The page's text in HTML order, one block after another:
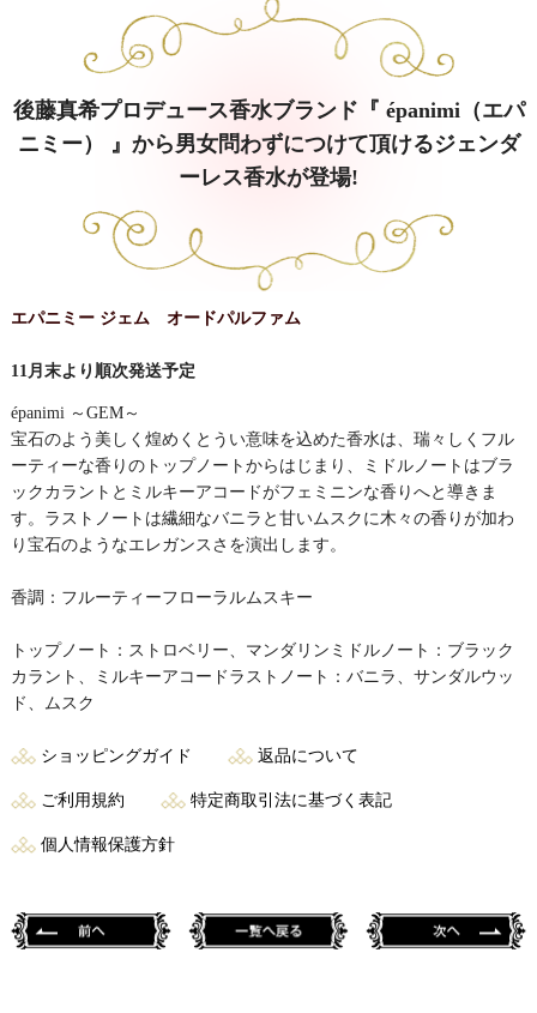
後藤真希プロデュース香水ブランド『 épanimi（エパ
ニミー） 』から男女問わずにつけて頂けるジェンダ
ーレス香水が登場!
エパニミー ジェム オードパルファム
11月末より順次発送予定
épanimi ～GEM～
宝石のよう美しく煌めくとうい意味を込めた香水は、瑞々しくフル
ーティーな香りのトップノートからはじまり、ミドルノートはブラ
ックカラントとミルキーアコードがフェミニンな香りへと導きま
す。ラストノートは繊細なバニラと甘いムスクに木々の香りが加わ
り宝石のようなエレガンスさを演出します。
香調：フルーティーフローラルムスキー
トップノート：ストロベリー、マンダリン ミドルノート：ブラック
カラント、ミルキーアコード ラストノート：バニラ、サンダルウッ
ド、ムスク
ショッピングガイド 返品について
ご利用規約 特定商取引法に基づく表記
個人情報保護方針